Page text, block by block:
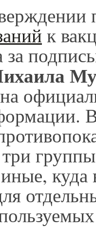
к
за
на
куда